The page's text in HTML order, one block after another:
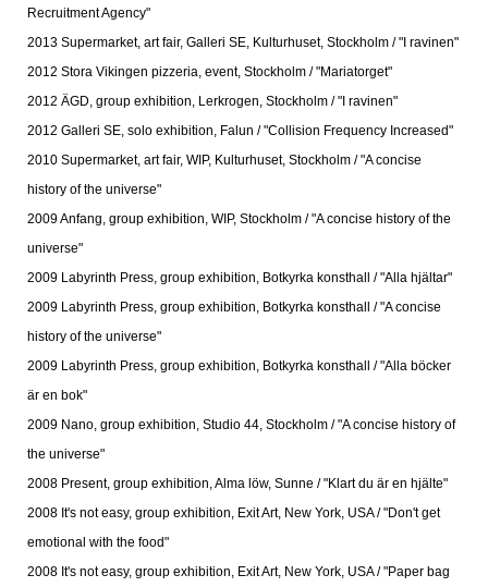
Recruitment Agency"
2013 Supermarket, art fair, Galleri SE, Kulturhuset, Stockholm / "I ravinen"
2012 Stora Vikingen pizzeria, event, Stockholm / "Mariatorget"
2012 ÄGD, group exhibition, Lerkrogen, Stockholm / "I ravinen"
2012 Galleri SE, solo exhibition, Falun / "Collision Frequency Increased"
2010 Supermarket, art fair, WIP, Kulturhuset, Stockholm / "A concise
history of the universe"
2009 Anfang, group exhibition, WIP, Stockholm / "A concise history of the
universe"
2009 Labyrinth Press, group exhibition, Botkyrka konsthall / "Alla hjältar"
2009 Labyrinth Press, group exhibition, Botkyrka konsthall / "A concise
history of the universe"
2009 Labyrinth Press, group exhibition, Botkyrka konsthall / "Alla böcker
är en bok"
2009 Nano, group exhibition, Studio 44, Stockholm / "A concise history of
the universe"
2008 Present, group exhibition, Alma löw, Sunne / "Klart du är en hjälte"
2008 It's not easy, group exhibition, Exit Art, New York, USA / "Don't get
emotional with the food"
2008 It's not easy, group exhibition, Exit Art, New York, USA / "Paper bag